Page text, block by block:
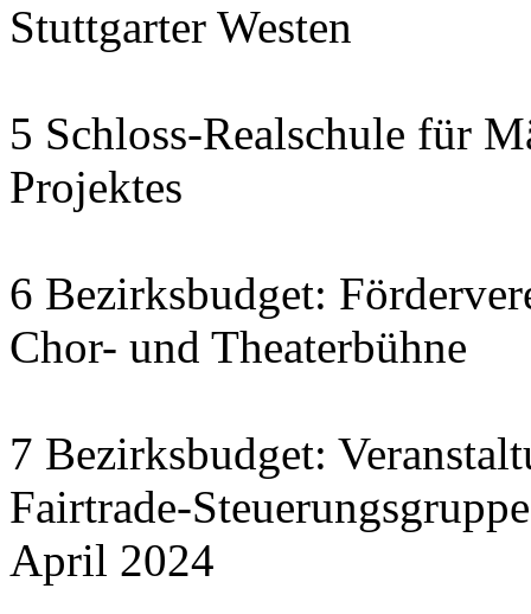
Stuttgarter Westen
5 Schloss-Realschule für
Projektes
6 Bezirksbudget:
Chor- und Theaterbühne
7 Bezirksbudget:
Fairtrade-
April 2024